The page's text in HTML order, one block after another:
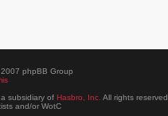
phpBB Group
subsidiary of Hasbro, Inc. All rights reserved
and/or WotC